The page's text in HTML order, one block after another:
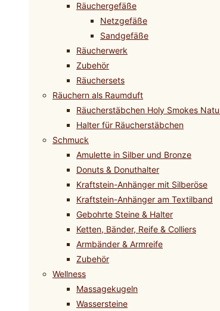
Räuchergefäße
Netzgefäße
Sandgefäße
Räucherwerk
Zubehör
Räuchersets
Räuchern als Raumduft
Räucherstäbchen Holy Smokes
Halter für Räucherstäbchen
Schmuck
Amulette in Silber und Bronze
Donuts & Donuthalter
Kraftstein-Anhänger mit Silberöse
Kraftstein-Anhänger am Textilband
Gebohrte Steine & Halter
Ketten, Bänder, Reife & Colliers
Armbänder & Armreife
Zubehör
Wellness
Massagekugeln
Wassersteine